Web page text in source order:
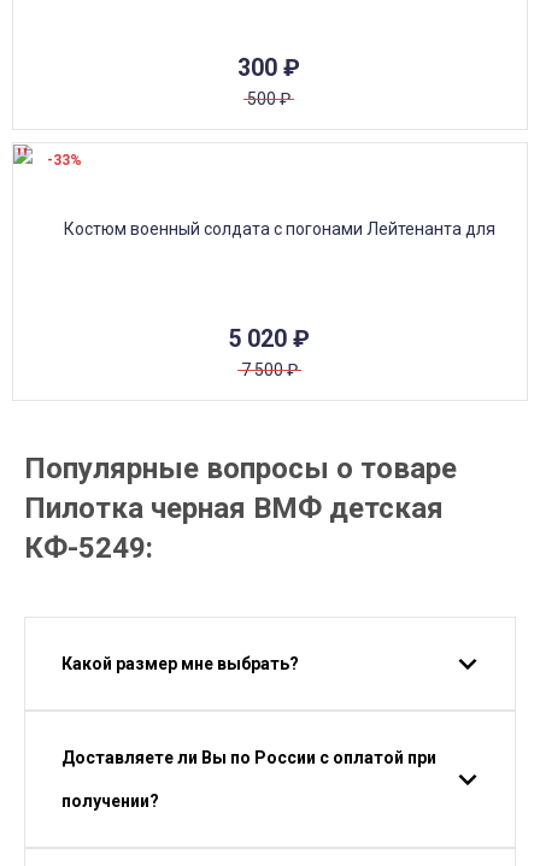
300 ₽
500₽
5 020 ₽
7 500₽
-33%
Популярные вопросы о товаре
Пилотка черная ВМФ детская
КФ-5249:
Какой размер мне выбрать?
Доставляете ли Вы по России с оплатой при
получении?